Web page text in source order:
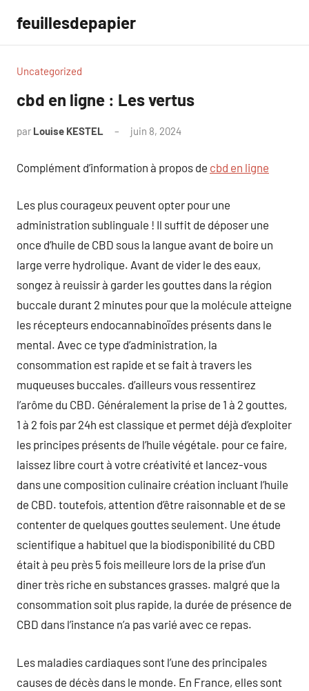
contenu
feuillesdepapier
Uncategorized
cbd en ligne : Les vertus
par Louise KESTEL juin 8, 2024
Complément d’information à propos de cbd en ligne
Les plus courageux peuvent opter pour une
administration sublinguale ! Il suffit de déposer une
once d’huile de CBD sous la langue avant de boire un
large verre hydrolique. Avant de vider le des eaux,
songez à reuissir à garder les gouttes dans la région
buccale durant 2 minutes pour que la molécule atteigne
les récepteurs endocannabinoïdes présents dans le
mental. Avec ce type d’administration, la
consommation est rapide et se fait à travers les
muqueuses buccales. d’ailleurs vous ressentirez
l’arôme du CBD. Généralement la prise de 1 à 2 gouttes,
1 à 2 fois par 24h est classique et permet déjà d’exploiter
les principes présents de l’huile végétale. pour ce faire,
laissez libre court à votre créativité et lancez-vous
dans une composition culinaire création incluant l’huile
de CBD. toutefois, attention d’être raisonnable et de se
contenter de quelques gouttes seulement. Une étude
scientifique a habituel que la biodisponibilité du CBD
était à peu près 5 fois meilleure lors de la prise d’un
diner très riche en substances grasses. malgré que la
consommation soit plus rapide, la durée de présence de
CBD dans l’instance n’a pas varié avec ce repas.
Les maladies cardiaques sont l’une des principales
causes de décès dans le monde. En France, elles sont